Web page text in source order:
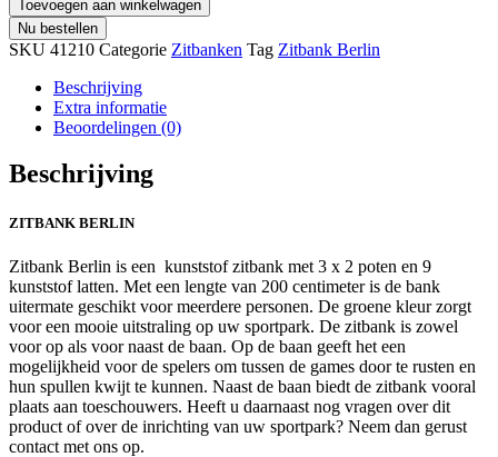
Toevoegen aan winkelwagen
Nu bestellen
SKU 41210 Categorie Zitbanken Tag Zitbank Berlin
Beschrijving
Extra informatie
Beoordelingen (0)
Beschrijving
ZITBANK BERLIN
Zitbank Berlin is een kunststof zitbank met 3 x 2 poten en 9
kunststof latten. Met een lengte van 200 centimeter is de bank
uitermate geschikt voor meerdere personen. De groene kleur zorgt
voor een mooie uitstraling op uw sportpark. De zitbank is zowel
voor op als voor naast de baan. Op de baan geeft het een
mogelijkheid voor de spelers om tussen de games door te rusten en
hun spullen kwijt te kunnen. Naast de baan biedt de zitbank vooral
plaats aan toeschouwers. Heeft u daarnaast nog vragen over dit
product of over de inrichting van uw sportpark? Neem dan gerust
contact met ons op.